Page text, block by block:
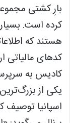
بارِ کشتی
کرده است.
هستند که
کدهای مالیاتی
کادیس به
یکی از
اسپانیا توصیف